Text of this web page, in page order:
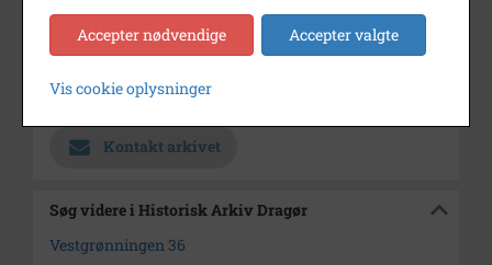
Type
Sogn (1000-2050)
Enhed
Dragør Sogn (1954-2050)
Arkiv
Kontakt arkivet
Søg videre i Historisk Arkiv Dragør
Vestgrønningen 36
Accepter nødvendige Accepter valgte
Vis cookie oplysninger